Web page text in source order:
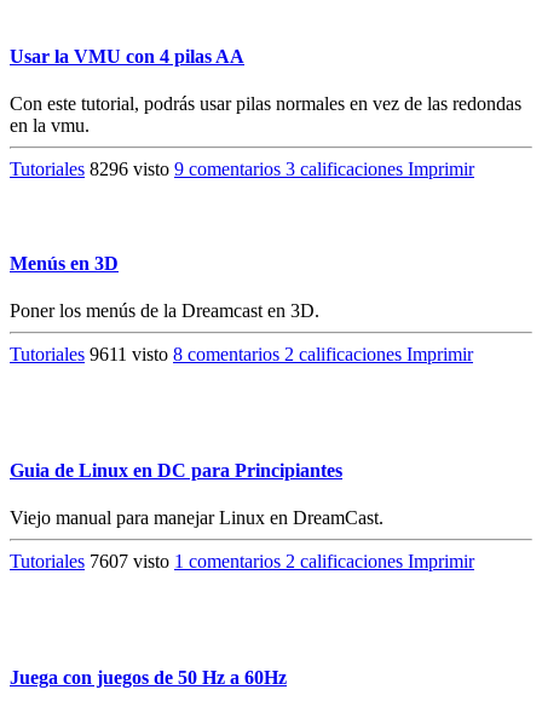
Usar la VMU con 4 pilas AA
Con este tutorial, podrás usar pilas normales en vez de las redondas
en la vmu.
Tutoriales 8296 visto 9 comentarios 3 calificaciones Imprimir
Menús en 3D
Poner los menús de la Dreamcast en 3D.
Tutoriales 9611 visto 8 comentarios 2 calificaciones Imprimir
Guia de Linux en DC para Principiantes
Viejo manual para manejar Linux en DreamCast.
Tutoriales 7607 visto 1 comentarios 2 calificaciones Imprimir
Juega con juegos de 50 Hz a 60Hz